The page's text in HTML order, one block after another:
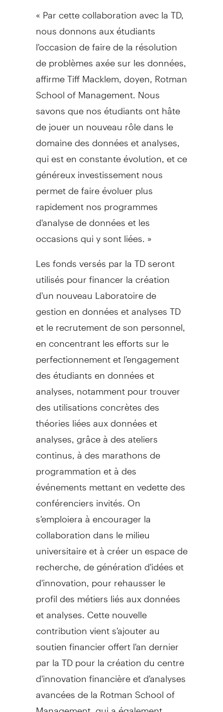
« Par cette collaboration avec la TD,
nous donnons aux étudiants
l'occasion de faire de la résolution
de problèmes axée sur les données,
affirme Tiff Macklem, doyen, Rotman
Schoolof Management. Nous
savons que nos étudiants ont hâte
de jouer un nouveau rôle dans le
domaine des données et analyses,
qui est en constante évolution, et ce
généreux investissement nous
permet de faire évoluer plus
rapidement nos programmes
d'analyse de données et les
occasions qui y sont liées. »
Les fonds versés par la TD seront
utilisés pour financer la création
d'un nouveau Laboratoire de
gestion en données et analyses TD
et le recrutement de son personnel,
en concentrant les efforts sur le
perfectionnement et l'engagement
des étudiants en données et
analyses, notamment pour trouver
des utilisations concrètes des
théories liées aux données et
analyses, grâce à des ateliers
continus, à des marathons de
programmation et à des
événements mettant en vedette des
conférenciers invités. On
s'emploiera à encourager la
collaboration dans le milieu
universitaire et à créer un espace de
recherche, de génération d'idées et
d'innovation, pour rehausser le
profil des métiers liés aux données
et analyses. Cette nouvelle
contribution vient s'ajouter au
soutien financier offert l'an dernier
par la TD pour la création du centre
d'innovation financière et d'analyses
avancées de laRotman Schoolof
Management, qui a également